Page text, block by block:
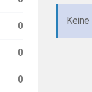
0
0
0